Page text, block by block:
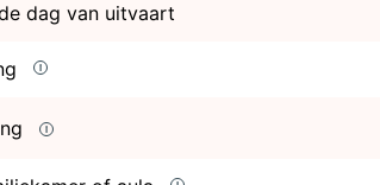
dag van uitvaart